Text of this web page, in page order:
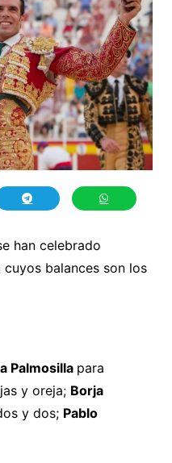
han celebrado
balances son los
Palmosilla para
y oreja; Borja
y dos; Pablo